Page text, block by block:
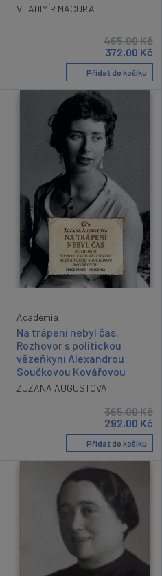
VLADIMÍR MACURA
465,00Kč
372,00 Kč
Přidat do košíku
Academia
Na trápení nebyl čas.
Rozhovor s politickou
vězeňkyní Alexandrou
Součkovou Kovářovou
ZUZANA AUGUSTOVÁ
365,00Kč
292,00 Kč
Přidat do košíku